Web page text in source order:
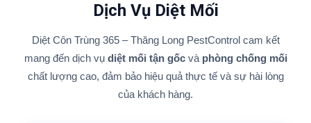
Dịch Vụ Diệt Mối
Diệt Côn Trùng 365 – Thăng Long PestControl cam kết
mang đến dịch vụ diệt mối tận gốcvà phòng chống mối
chất lượng cao, đảm bảo hiệu quả thực tế và sự hài lòng
của khách hàng.